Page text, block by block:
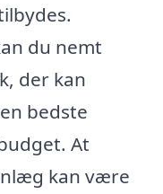
du nemt
der kan
bedste
At
kan være